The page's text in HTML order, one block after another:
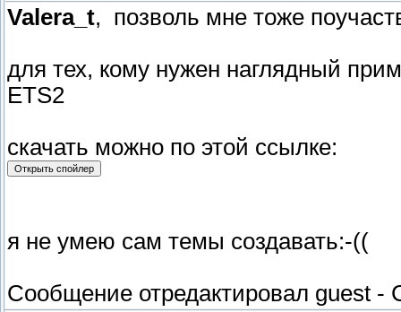
Valera_t, позволь мне тоже
для тех, кому нужен наглядный
ETS2
скачать можно по этой ссылке:
я не умею сам темы создавать:-((
Сообщение отредактировал guest -